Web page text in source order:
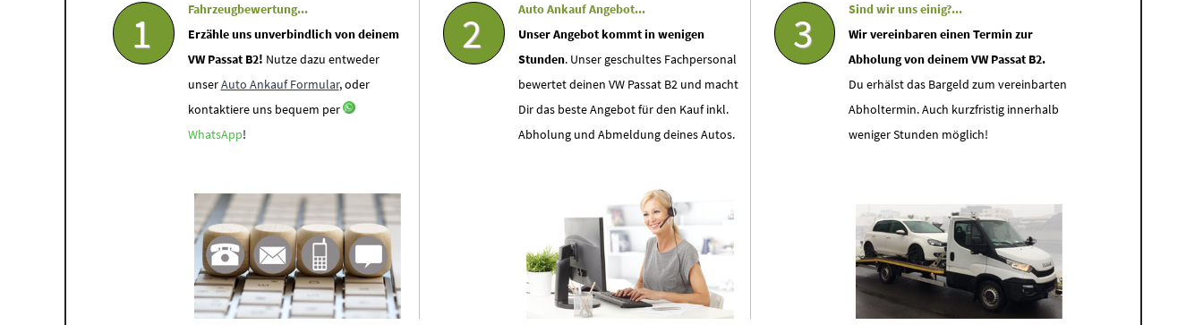
1
Fahrzeugbewertung...
Erzähle uns unverbindlich von deinem
VW Passat B2! Nutze dazu entweder
unserAuto Ankauf Formular, oder
kontaktiere uns bequem per
WhatsApp!
2
Auto Ankauf Angebot...
Unser Angebot kommt in wenigen
Stunden. Unser geschultes Fachpersonal
bewertet deinen VW Passat B2 und macht
Dir das beste Angebot für den Kauf inkl.
Abholung und Abmeldung deines Autos.
3
Sind wir uns einig?...
Wir vereinbaren einen Termin zur
Abholung von deinem VW Passat B2.
Du erhälst das Bargeld zum vereinbarten
Abholtermin. Auch kurzfristig innerhalb
weniger Stunden möglich!